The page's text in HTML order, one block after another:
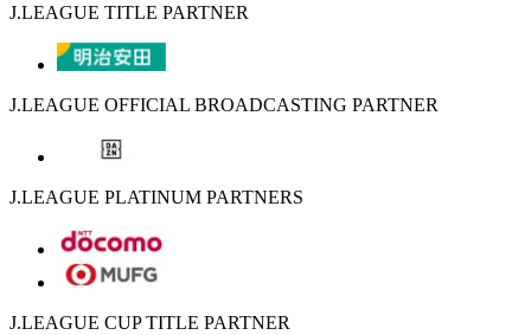
J.LEAGUE TITLE PARTNER
J.LEAGUE OFFICIAL BROADCASTING PARTNER
J.LEAGUE PLATINUM PARTNERS
J.LEAGUE CUP TITLE PARTNER